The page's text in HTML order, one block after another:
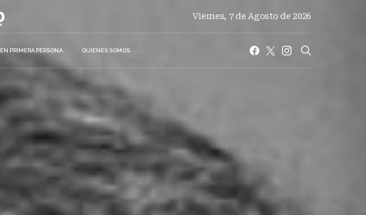
Viernes, 7 de Agosto de 2026
EN PRIMERA PERSONA QUIENES SOMOS